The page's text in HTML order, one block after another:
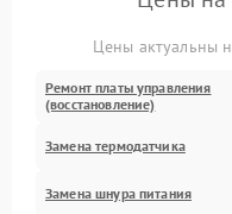
Цены актуальны
Ремонт платы управления
(восстановление)
Замена термодатчика
Замена шнура питания